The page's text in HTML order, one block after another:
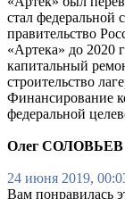
стал федеральной
правительство
«Артека» до 2020
капитальный
строительство
Финансирование
федеральной
Олег СОЛОВЬЕВ
24 июня 2019,
Вам понравилась